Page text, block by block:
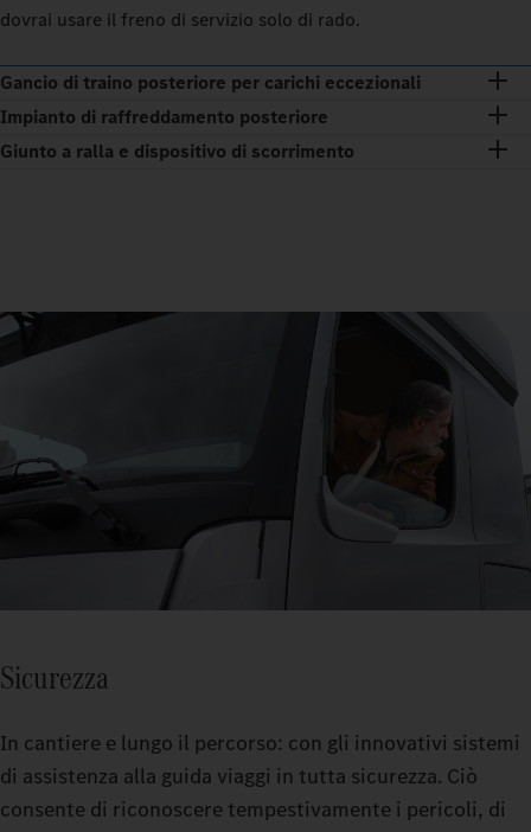
dovrai usare il freno di servizio solo di rado.
Gancio di traino posteriore per carichi eccezionali
Impianto di raffreddamento posteriore
Giunto a ralla e dispositivo di scorrimento
Sicurezza
In cantiere e lungo il percorso: con gli innovativi sistemi
di assistenza alla guida viaggi in tutta sicurezza. Ciò
consente di riconoscere tempestivamente i pericoli, di